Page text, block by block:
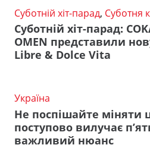
Суботній хіт-парад, Суботня
Суботній хіт-парад:
OMEN представили
Libre & Dolce Vita
Україна
Не поспішайте міняти
поступово вилучає
важливий нюанс